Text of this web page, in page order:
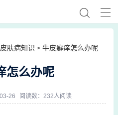
皮肤病知识 > 牛皮癣痒怎么办呢
怎么办呢
26 阅读数：232人阅读